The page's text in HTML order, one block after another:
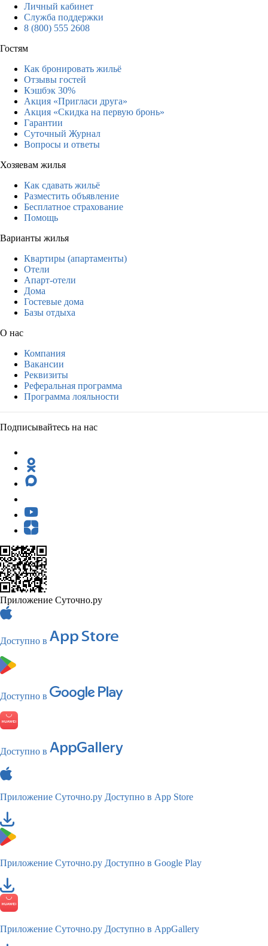
Личный кабинет
Служба поддержки
8 (800) 555 2608
Гостям
Как бронировать жильё
Отзывы гостей
Кэшбэк 30%
Акция «Пригласи друга»
Акция «Скидка на первую бронь»
Гарантии
Суточный Журнал
Вопросы и ответы
Хозяевам жилья
Как сдавать жильё
Разместить объявление
Бесплатное страхование
Помощь
Варианты жилья
Квартиры (апартаменты)
Отели
Апарт-отели
Дома
Гостевые дома
Базы отдыха
О нас
Компания
Вакансии
Реквизиты
Реферальная программа
Программа лояльности
Подписывайтесь на нас
Приложение Суточно.ру
Доступно в
Доступно в
Доступно в
Приложение Суточно.ру Доступно в App Store
Приложение Суточно.ру Доступно в Google Play
Приложение Суточно.ру Доступно в AppGallery